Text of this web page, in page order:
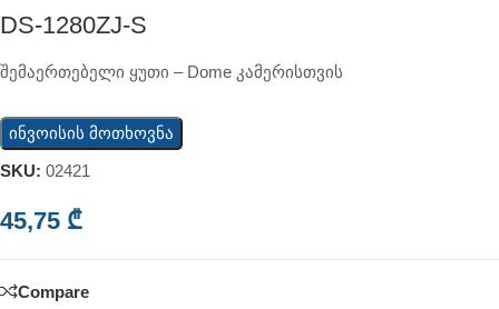
DS-1280ZJ-S
შემაერთებელი ყუთი – Dome კამერისთვის
ინვოისის მოთხოვნა
SKU: 02421
45,75 ₾
Compare